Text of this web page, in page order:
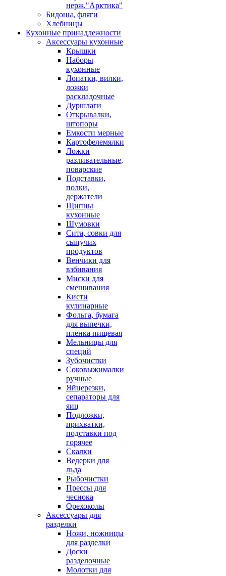
нерж."Арктика"
Бидоны, фляги
Хлебницы
Кухонные принадлежности
Аксессуары кухонные
Крышки
Наборы
кухонные
Лопатки, вилки,
ложки
раскладочные
Дуршлаги
Открывалки,
штопоры
Емкости мерные
Картофелемялки
Ложки
разливательные,
поварские
Подставки,
полки,
держатели
Щипцы
кухонные
Шумовки
Сита, совки для
сыпучих
продуктов
Венчики для
взбивания
Миски для
смешивания
Кисти
кулинарные
Фольга, бумага
для выпечки,
пленка пищевая
Мельницы для
специй
Зубочистки
Соковыжималки
ручные
Яйцерезки,
сепараторы для
яиц
Подложки,
прихватки,
подставки под
горячее
Скалки
Ведерки для
льда
Рыбочистки
Прессы для
чеснока
Орехоколы
Аксессуары для
разделки
Ножи, ножницы
для разделки
Доски
разделочные
Молотки для